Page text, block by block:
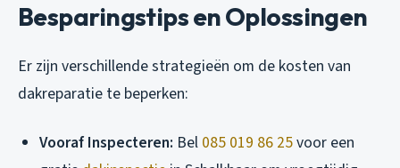
Besparingstips en Oplossingen
Er zijn verschillende strategieën om de kosten van
dakreparatie te beperken:
Vooraf Inspecteren: Bel 085 019 86 25voor een